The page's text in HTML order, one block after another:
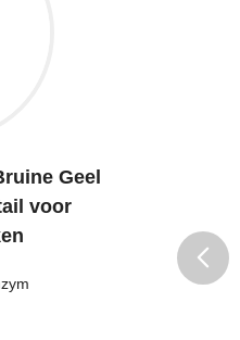
Geel
voor